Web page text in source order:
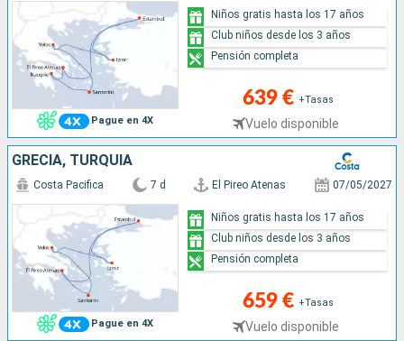
Pague en 4X
639 € +Tasas
Vuelo disponible
Niños gratis hasta los 17 años
Club niños desde los 3 años
Pensión completa
GRECIA, TURQUÍA
Pague en 4X
Costa Pacifica 7 d El Pireo Atenas 07/05/2027
659 € +Tasas
Vuelo disponible
Niños gratis hasta los 17 años
Club niños desde los 3 años
Pensión completa